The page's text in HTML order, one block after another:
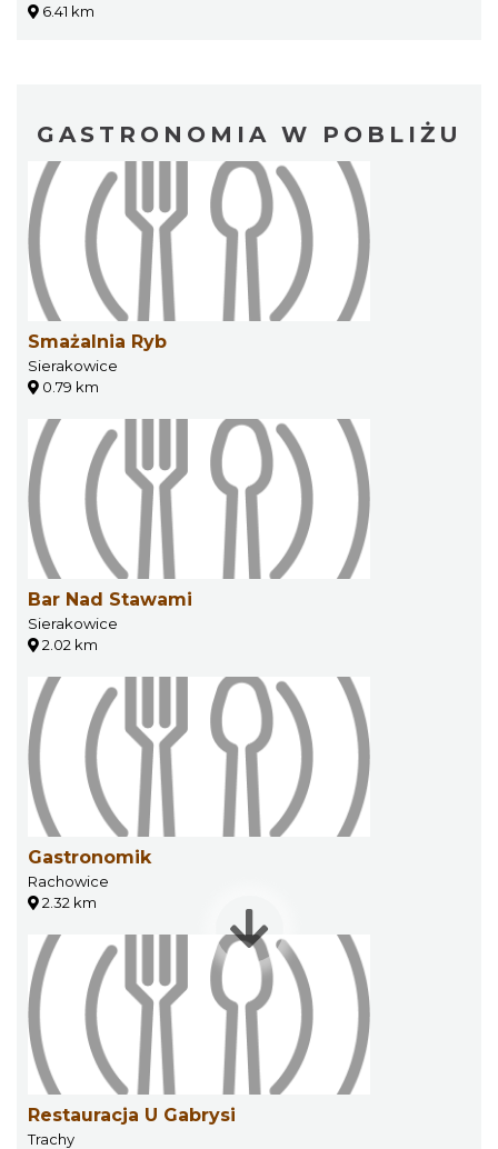
6.41 km
GASTRONOMIA W POBLIŻU
Smażalnia Ryb
Sierakowice
0.79 km
Bar Nad Stawami
Sierakowice
2.02 km
Gastronomik
Rachowice
2.32 km
Restauracja U Gabrysi
Trachy